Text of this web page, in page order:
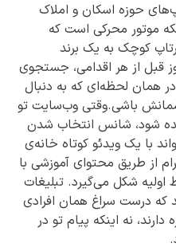
حوزه اسکان و املاک
موتور محرکی است که
کوچک به یک برند
قبل از هر اقدامی، جستجوی
در همان لحظه‌ای که به دنبال
باشی.وقتی وب‌سایت تو
شود، شانس انتخاب شدن
با یک ویدئو کوتاه خانه‌ی
از طریق محتوای آموزشی با
اولیه شکل می‌گیرد. تبلیغات
که درست سراغ همان افرادی
نه اینکه پیام تو در